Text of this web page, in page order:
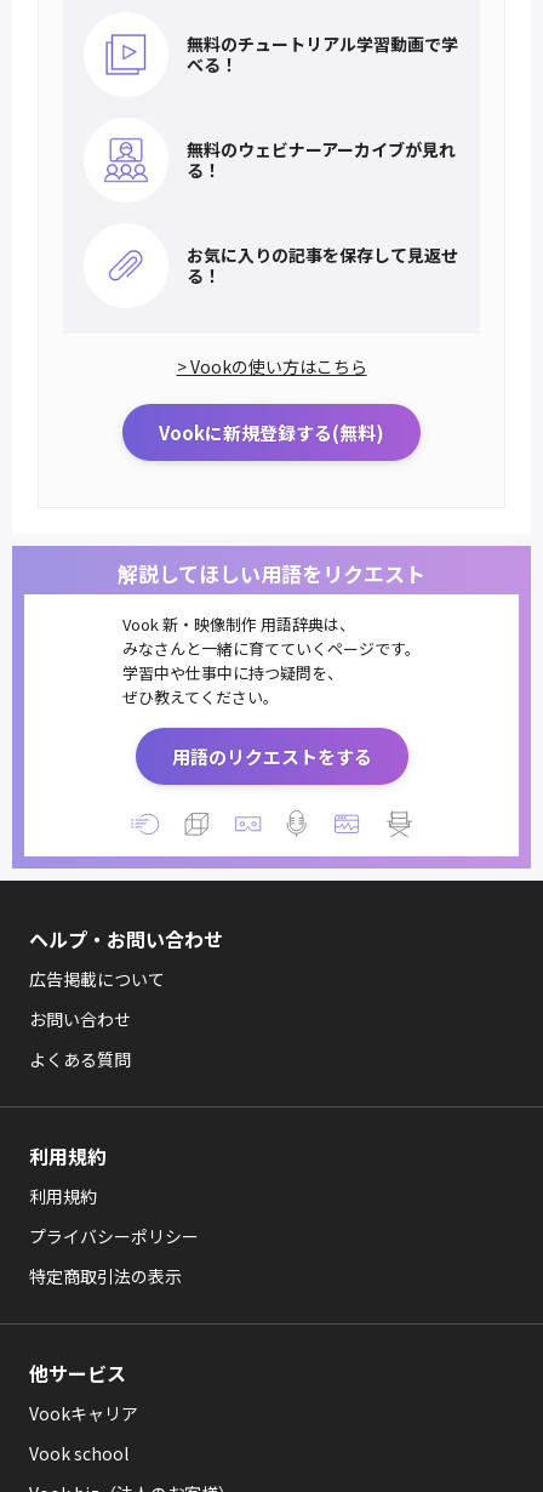
無料のチュートリアル学習動画で学
べる！
無料のウェビナーアーカイブが見れ
る！
お気に入りの記事を保存して見返せ
る！
> Vookの使い方はこちら
Vookに新規登録する(無料)
解説してほしい用語をリクエスト
Vook 新・映像制作 用語辞典は、
みなさんと一緒に育てていくページです。
学習中や仕事中に持つ疑問を、
ぜひ教えてください。
用語のリクエストをする
ヘルプ・お問い合わせ
広告掲載について
お問い合わせ
よくある質問
利用規約
利用規約
プライバシーポリシー
特定商取引法の表示
他サービス
Vookキャリア
Vook school